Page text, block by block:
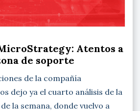
Atentos a
de soporte
de la compañía
dejo ya el cuarto análisis de la
la semana, donde vuelvo a